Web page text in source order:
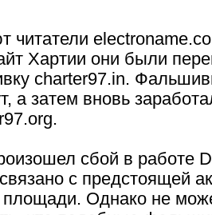
читатели
Хартии они были
charter97.in.
а затем вновь
сбой в работе
с предстоящей
площади. Однако не